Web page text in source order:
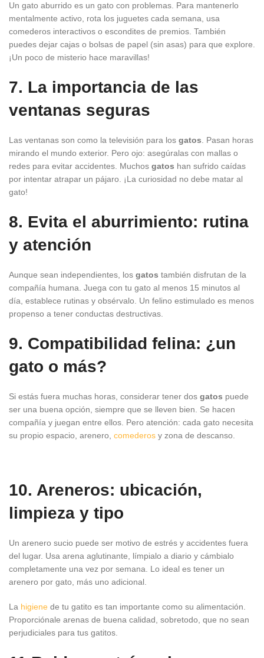
Un gato aburrido es un gato con problemas. Para mantenerlo
mentalmente activo, rota los juguetes cada semana, usa
comederos interactivos o escondites de premios. También
puedes dejar cajas o bolsas de papel (sin asas) para que explore.
¡Un poco de misterio hace maravillas!
7. La importancia de las
ventanas seguras
Las ventanas son como la televisión para los gatos . Pasan horas
mirando el mundo exterior. Pero ojo: asegúralas con mallas o
redes para evitar accidentes. Muchos gatos han sufrido caídas
por intentar atrapar un pájaro. ¡La curiosidad no debe matar al
gato!
8. Evita el aburrimiento: rutina
y atención
Aunque sean independientes, los gatos también disfrutan de la
compañía humana. Juega con tu gato al menos 15 minutos al
día, establece rutinas y obsérvalo. Un felino estimulado es menos
propenso a tener conductas destructivas.
9. Compatibilidad felina: ¿un
gato o más?
Si estás fuera muchas horas, considerar tener dos gatos puede
ser una buena opción, siempre que se lleven bien. Se hacen
compañía y juegan entre ellos. Pero atención: cada gato necesita
su propio espacio, arenero, comederos y zona de descanso.
10. Areneros: ubicación,
limpieza y tipo
Un arenero sucio puede ser motivo de estrés y accidentes fuera
del lugar. Usa arena aglutinante, límpialo a diario y cámbialo
completamente una vez por semana. Lo ideal es tener un
arenero por gato, más uno adicional.
La higiene de tu gatito es tan importante como su alimentación.
Proporciónale arenas de buena calidad, sobretodo, que no sean
perjudiciales para tus gatitos.